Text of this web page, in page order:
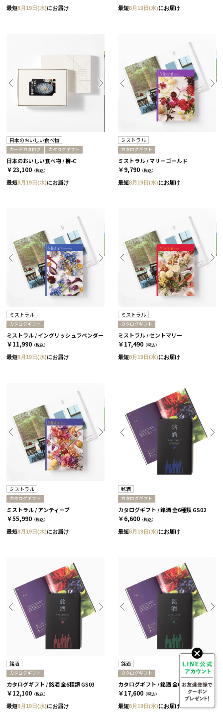
最短8月19日(水)にお届け 最短8月19日(水)にお届け
日本のおいしい食べ物
カードカタログ カタログギフト
日本のおいしい食べ物 / 柳-C
￥23,100 （税込）
最短8月19日(水)にお届け
ミストラル
カタログギフト
ミストラル / マリーゴールド
￥9,790 （税込）
最短8月19日(水)にお届け
ミストラル
カタログギフト
ミストラル / イングリッシュラベンダー
￥11,990 （税込）
最短8月19日(水)にお届け
ミストラル
カタログギフト
ミストラル / セントマリー
￥17,490 （税込）
最短8月19日(水)にお届け
ミストラル
カタログギフト
ミストラル / アンティーブ
￥55,990 （税込）
最短8月19日(水)にお届け
銘酒
カタログギフト
カタログギフト / 銘酒 全6種類 GS02
￥6,600 （税込）
最短8月19日(水)にお届け
銘酒
カタログギフト
カタログギフト / 銘酒 全6種類 GS03
￥12,100 （税込）
最短8月19日(水)にお届け
銘酒
カタログギフト
カタログギフト / 銘酒 全6種類 GS04
￥17,600 （税込）
最短8月19日(水)にお届け